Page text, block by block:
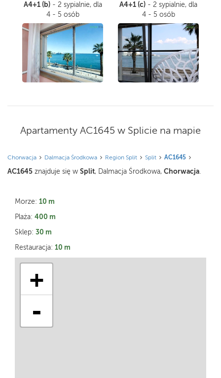
A4+1 (b)- 2 sypialnie, dla
4 - 5 osób
A4+1 (c) - 2 sypialnie, dla
4 - 5 osób
Apartamenty AC1645 w Splicie na mapie
Chorwacja Dalmacja Środkowa Region Split Split AC1645
AC1645 znajduje się w Split, Dalmacja Środkowa, Chorwacja
Morze: 10 m
Plaża: 400 m
Sklep: 30 m
Restauracja: 10 m
+
-